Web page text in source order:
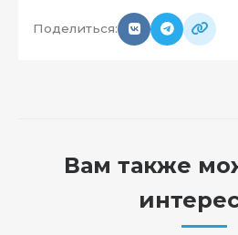
Поделиться:
Вам также